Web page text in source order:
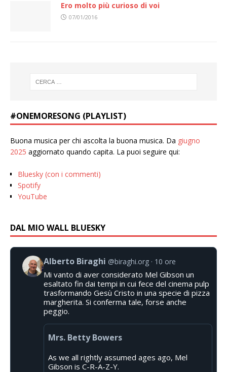
Ero molto più curioso di voi
07/01/2016
#ONEMORESONG (PLAYLIST)
Buona musica per chi ascolta la buona musica. Da giugno
2025 aggiornato quando capita. La puoi seguire qui:
Bluesky (con i commenti)
Spotify
YouTube
DAL MIO WALL BLUESKY
Alberto Biraghi @biraghi.org 10 ore
Mi vanto di aver considerato Mel Gibson un
esaltato fin dai tempi in cui fece del cinema pulp
trasformando Gesù Cristo in una specie di pizza
margherita. Si conferma tale, forse anche
peggio.
Mrs. Betty Bowers
As we all rightly assumed ages ago, Mel
Gibson is C-R-A-Z-Y.